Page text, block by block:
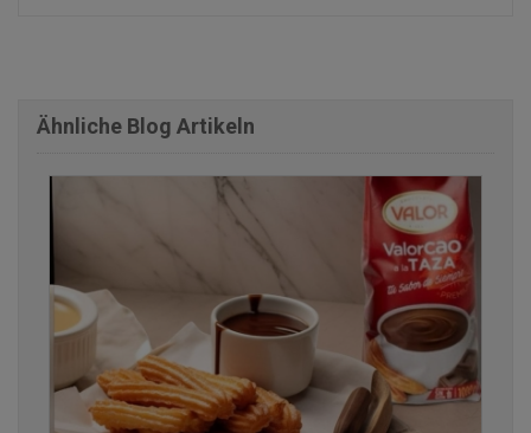
Ähnliche Blog Artikeln